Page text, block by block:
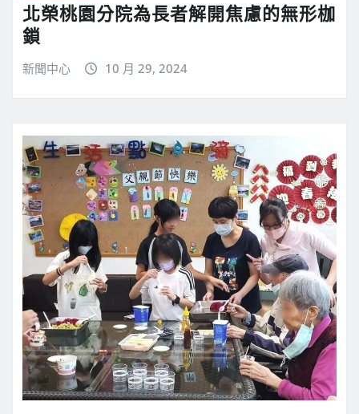
北榮桃園分院為長者解開焦慮的無形枷
鎖
新聞中心 10 月 29, 2024